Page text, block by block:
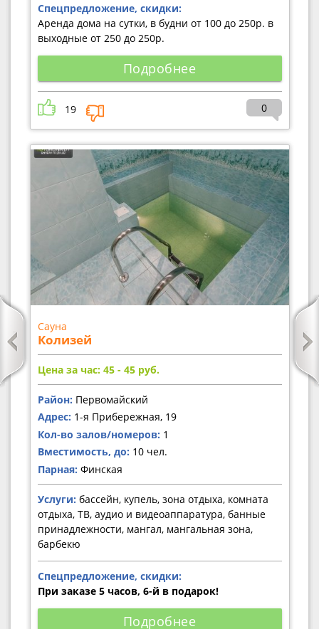
Спецпредложение, скидки:
Аренда дома на сутки, в будни от 100 до 250р. в
выходные от 250 до 250р.
Подробнее
19 0
Сауна
Колизей
Цена за час: 45 - 45 руб.
Район: Первомайский
Адрес: 1-я Прибережная, 19
Кол-во залов/номеров: 1
Вместимость, до: 10 чел.
Парная: Финская
Услуги: бассейн, купель, зона отдыха, комната
отдыха, ТВ, аудио и видеоаппаратура, банные
принадлежности, мангал, мангальная зона,
барбекю
Спецпредложение, скидки:
При заказе 5 часов, 6-й в подарок!
Подробнее